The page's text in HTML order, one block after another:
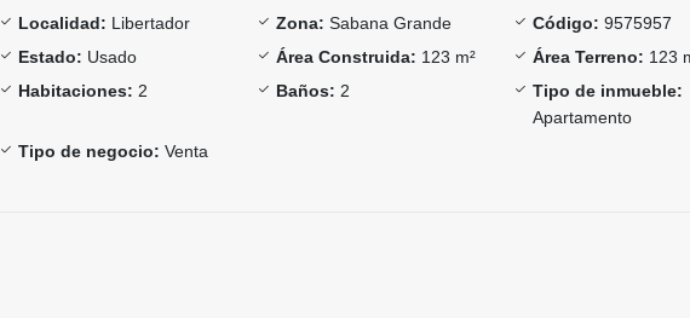
Localidad: Libertador Zona: Sabana Grande Código: 9575957
Estado: Usado Área Construida: 123 m² Área Terreno: 123
Habitaciones: 2 Baños: 2
Tipo de inmueble:
Apartamento
Tipo de negocio: Venta